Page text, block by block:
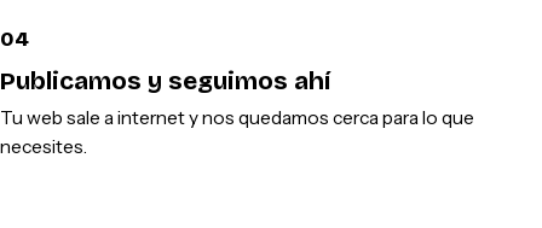
04
Publicamos y seguimos ahí
Tu web sale a internet y nos quedamos cerca para lo que
necesites.